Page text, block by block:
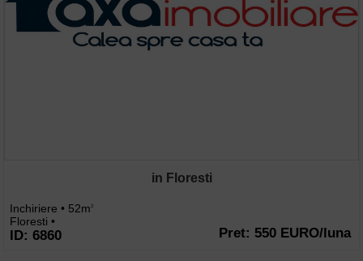
in Floresti
Inchiriere • 52m2
Floresti •
ID: 6860 Pret: 550 EURO/luna